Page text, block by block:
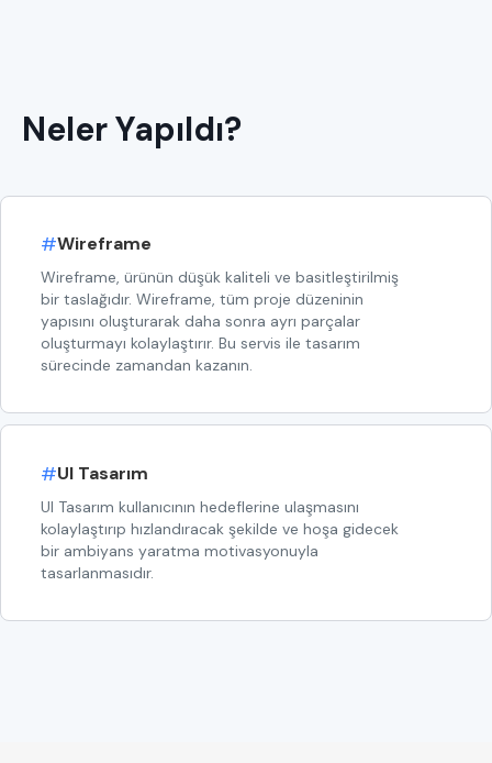
Neler Yapıldı?
#Wireframe
Wireframe, ürünün düşük kaliteli ve basitleştirilmiş
bir taslağıdır. Wireframe, tüm proje düzeninin
yapısını oluşturarak daha sonra ayrı parçalar
oluşturmayı kolaylaştırır. Bu servis ile tasarım
sürecinde zamandan kazanın.
#UI Tasarım
UI Tasarım kullanıcının hedeflerine ulaşmasını
kolaylaştırıp hızlandıracak şekilde ve hoşa gidecek
bir ambiyans yaratma motivasyonuyla
tasarlanmasıdır.